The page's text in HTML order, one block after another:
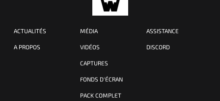
ACTUALITÉS
A PROPOS
MÉDIA
VIDÉOS
CAPTURES
FONDS D'ÉCRAN
PACK COMPLET
ASSISTANCE
DISCORD